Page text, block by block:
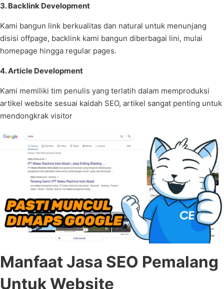
3. Backlink Development
Kami bangun link berkualitas dan natural untuk menunjang
disisi offpage, backlink kami bangun diberbagai lini, mulai
homepage hingga regular pages.
4. Article Development
Kami memiliki tim penulis yang terlatih dalam memproduksi
artikel website sesuai kaidah SEO, artikel sangat penting untuk
mendongkrak visitor
Manfaat Jasa SEO Pemalang
Untuk Website